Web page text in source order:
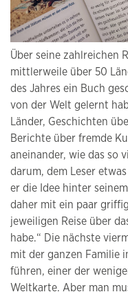
Über seine zahlreichen
mittlerweile über 50
des Jahres ein Buch
von der Welt gelernt
Länder, Geschichten
Berichte über fremde
aneinander, wie das so
darum, dem Leser
er die Idee hinter
daher mit ein paar
jeweiligen Reise über
habe.“ Die nächste
mit der ganzen Familie
führen, einer der
Weltkarte. Aber man